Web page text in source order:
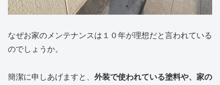
なぜお家のメンテナンスは１０年が理想だと言われている
のでしょうか。
簡潔に申しあげますと、 外装で使われている塗料や、家の